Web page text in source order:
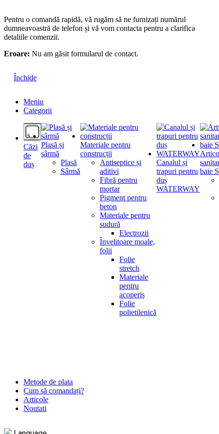
Pentru o comandă rapidă, vă rugăm să ne furnizați numărul
dumneavoastră de telefon și vă vom contacta pentru a clarifica
detaliile comenzii.
Eroare: Nu am găsit formularul de contact.
Închide
Meniu
Categorii
Căzi
de
duș
Plasă și
sârmă
Plasă
Sârmă
Materiale pentru
construcții
Antiseptice și
aditivi
Fibră pentru
mortar
Pigment pentru
beton
Materiale pentru
sudură
Electrozii
Învelitoare moale,
folii
Folie
stretch
Materiale
pentru
acoperiș
Folie
polietilenică
Canalul și
trapuri pentru
duș
WATERWAY
baie
Metode de plata
Cum să comandați?
Articole
Noutati